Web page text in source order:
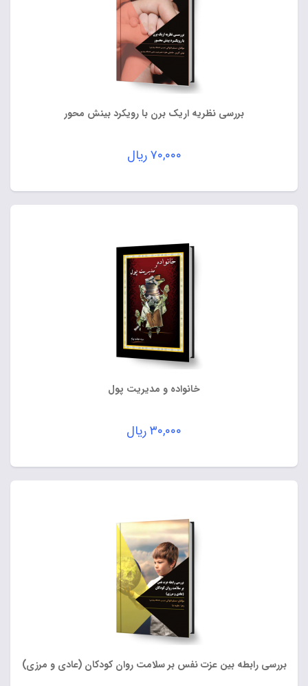
بررسی نظریه اریک برن با رویکرد بینش محور
۷۰,۰۰۰ریال
خانواده و مدیریت پول
۳۰,۰۰۰ریال
بررسی رابطه بین عزت نفس بر سلامت روان کودکان (عادی و مرزی)